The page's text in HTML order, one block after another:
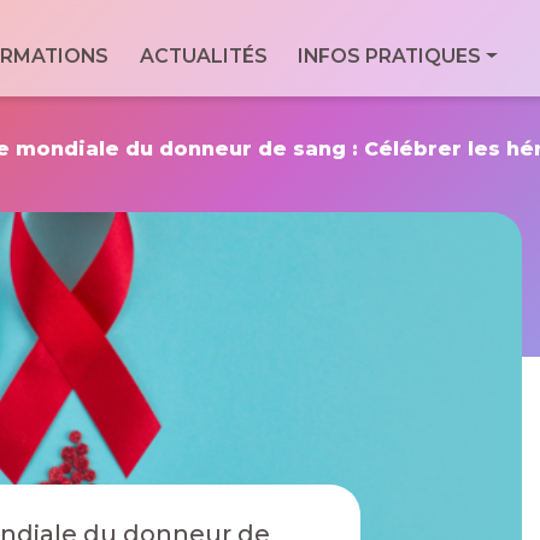
du
9
ACTUALITÉS INFOS PRATIQUES
mondiale du donneur de sang : Célébrer les
du donneur de